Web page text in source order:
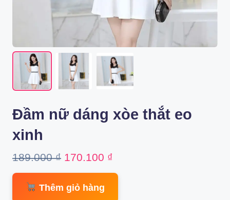
Đầm nữ dáng xòe thắt eo
xinh
189.000₫ Original
price
was:
170.100 ₫
price
Thêm giỏ hàng